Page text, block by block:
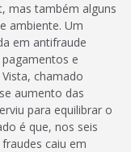
mas também alguns
ambiente. Um
em antifraude
e
chamado
aumento das
para equilibrar o
é que, nos seis
caiu em